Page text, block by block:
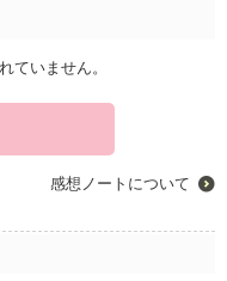
ていません。
感想ノートについて